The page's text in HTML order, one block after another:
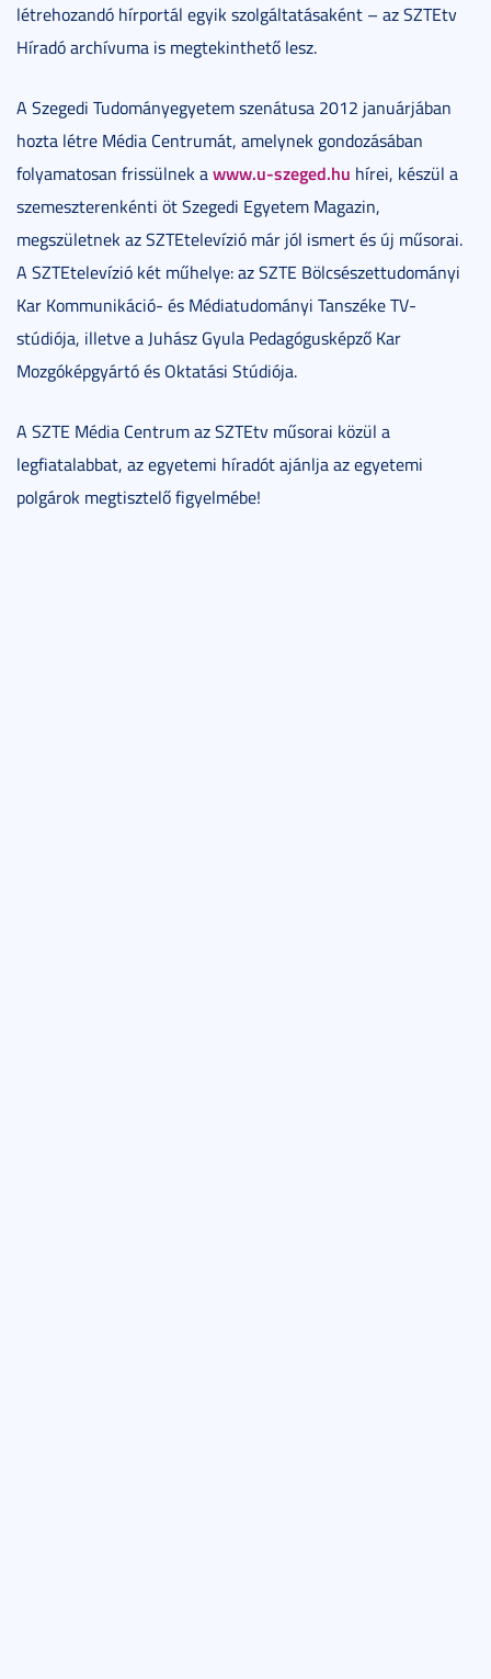
létrehozandó hírportál egyik szolgáltatásaként – az SZTEtv
Híradó archívuma is megtekinthető lesz.
A Szegedi Tudományegyetem szenátusa 2012 januárjában
hozta létre Média Centrumát, amelynek gondozásában
folyamatosan frissülnek awww.u-szeged.hu hírei, készül a
szemeszterenkénti öt Szegedi Egyetem Magazin,
megszületnek az SZTEtelevízió már jól ismert és új műsorai.
A SZTEtelevízió két műhelye: az SZTE Bölcsészettudományi
Kar Kommunikáció- és Médiatudományi Tanszéke TV-
stúdiója, illetve a Juhász Gyula Pedagógusképző Kar
Mozgóképgyártó és Oktatási Stúdiója.
A SZTE Média Centrum az SZTEtv műsorai közül a
legfiatalabbat, az egyetemi híradót ajánlja az egyetemi
polgárok megtisztelő figyelmébe!